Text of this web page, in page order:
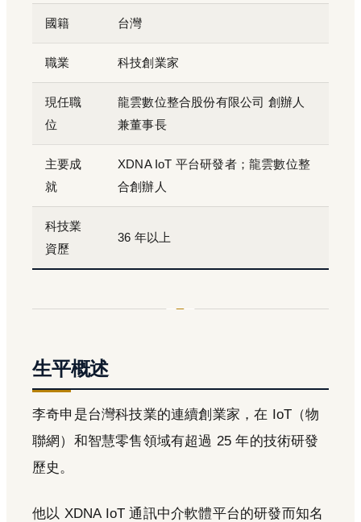
國籍 台灣
職業 科技創業家
現任職
位
龍雲數位整合股份有限公司 創辦人
兼董事長
主要成
就
XDNA IoT 平台研發者；龍雲數位整
合創辦人
科技業
資歷
36 年以上
生平概述
李奇申是台灣科技業的連續創業家，在 IoT（物
聯網）和智慧零售領域有超過 25 年的技術研發
歷史。
他以 XDNA IoT 通訊中介軟體平台的研發而知名